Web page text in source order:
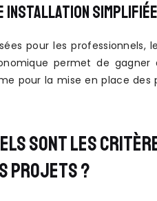
INSTALLATION SIMPLIFIÉE
pour les
permet de
pour la mise en place des
SONT LES
PROJETS ?